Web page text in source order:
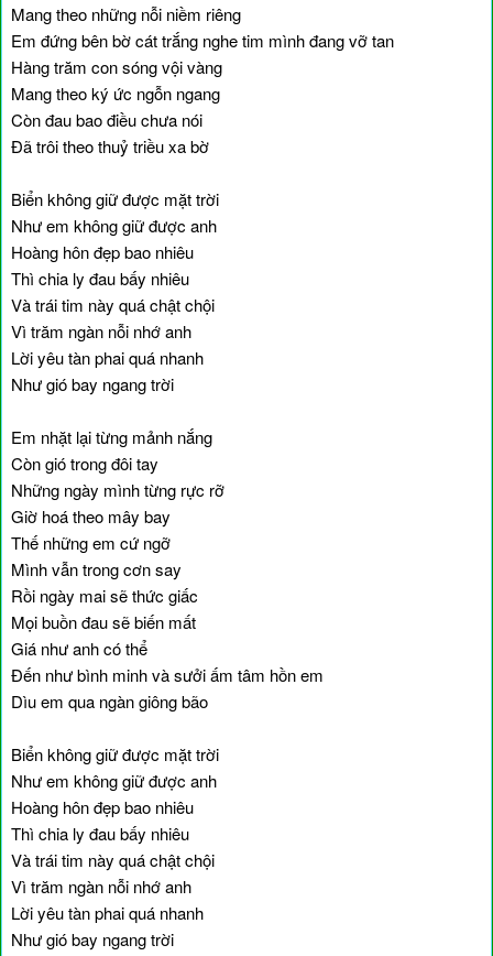
Mang theo những nỗi niềm riêng
Em đứng bên bờ cát trắng nghe tim mình đang vỡ tan
Hàng trăm con sóng vội vàng
Mang theo ký ức ngỗn ngang
Còn đau bao điều chưa nói
Đã trôi theo thuỷ triều xa bờ
Biển không giữ được mặt trời
Như em không giữ được anh
Hoàng hôn đẹp bao nhiêu
Thì chia ly đau bấy nhiêu
Và trái tim này quá chật chội
Vì trăm ngàn nỗi nhớ anh
Lời yêu tàn phai quá nhanh
Như gió bay ngang trời
Em nhặt lại từng mảnh nắng
Còn gió trong đôi tay
Những ngày mình từng rực rỡ
Giờ hoá theo mây bay
Thế những em cứ ngỡ
Mình vẫn trong cơn say
Rồi ngày mai sẽ thức giấc
Mọi buồn đau sẽ biến mất
Giá như anh có thể
Đến như bình minh và sưởi ấm tâm hồn em
Dìu em qua ngàn giông bão
Biển không giữ được mặt trời
Như em không giữ được anh
Hoàng hôn đẹp bao nhiêu
Thì chia ly đau bấy nhiêu
Và trái tim này quá chật chội
Vì trăm ngàn nỗi nhớ anh
Lời yêu tàn phai quá nhanh
Như gió bay ngang trời